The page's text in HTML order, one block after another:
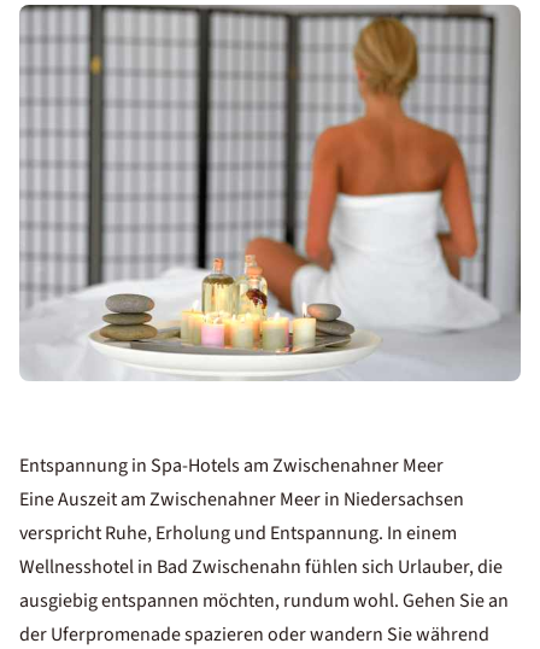
Entspannung in Spa-Hotels am Zwischenahner Meer
Eine Auszeit am Zwischenahner Meer in Niedersachsen​
verspricht Ruhe, Erholung und Entspannung. In einem
Wellnesshotel in Bad Zwischenahn fühlen sich Urlauber, die
ausgiebig entspannen möchten, rundum wohl. Gehen Sie an
der Uferpromenade spazieren oder wandern Sie während